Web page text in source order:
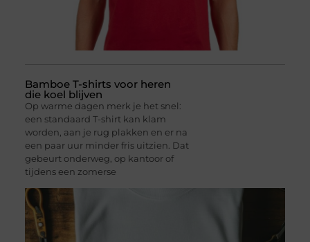
Bamboe T-shirts voor heren
die koel blijven
Op warme dagen merk je het snel:
een standaard T-shirt kan klam
worden, aan je rug plakken en er na
een paar uur minder fris uitzien. Dat
gebeurt onderweg, op kantoor of
tijdens een zomerse